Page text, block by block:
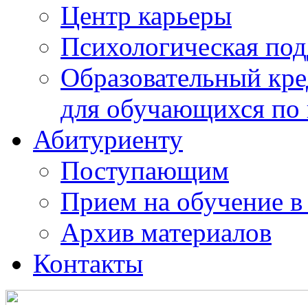
Центр карьеры
Психологическая
Образовательный
для обучающихся
Абитуриенту
Поступающим
Прием на обучение в
Архив материалов
Контакты